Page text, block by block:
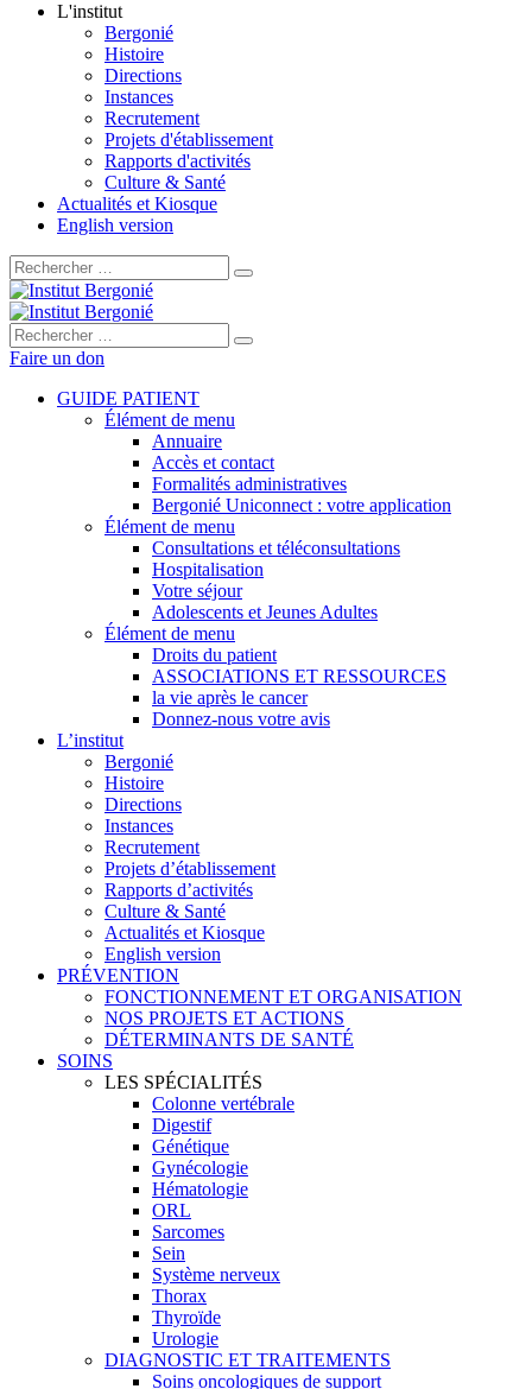
L'institut
Bergonié
Histoire
Directions
Instances
Recrutement
Projets d'établissement
Rapports d'activités
Culture & Santé
Actualités et Kiosque
English version
Rechercher :
Rechercher :
Faire un don
GUIDE PATIENT
Élément de menu
Annuaire
Accès et contact
Formalités administratives
Bergonié Uniconnect : votre application
Élément de menu
Consultations et téléconsultations
Hospitalisation
Votre séjour
Adolescents et Jeunes Adultes
Élément de menu
Droits du patient
ASSOCIATIONS ET RESSOURCES
la vie après le cancer
Donnez-nous votre avis
L’institut
Bergonié
Histoire
Directions
Instances
Recrutement
Projets d’établissement
Rapports d’activités
Culture & Santé
Actualités et Kiosque
English version
PRÉVENTION
FONCTIONNEMENT ET ORGANISATION
NOS PROJETS ET ACTIONS
DÉTERMINANTS DE SANTÉ
SOINS
LES SPÉCIALITÉS
Colonne vertébrale
Digestif
Génétique
Gynécologie
Hématologie
ORL
Sarcomes
Sein
Système nerveux
Thorax
Thyroïde
Urologie
DIAGNOSTIC ET TRAITEMENTS
Soins oncologiques de support